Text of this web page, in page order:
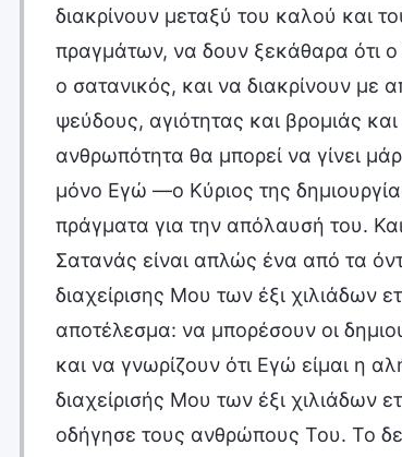
διακρίνουν μεταξύ του καλού και
πραγμάτων, να δουν ξεκάθαρα ότι
ο σατανικός, και να διακρίνουν με
ψεύδους, αγιότητας και βρομιάς
ανθρωπότητα θα μπορεί να γίνει
μόνο Εγώ —ο Κύριος της
πράγματα για την απόλαυσή του.
Σατανάς είναι απλώς ένα από τα
διαχείρισης Μου των έξι χιλιάδων
αποτέλεσμα: να μπορέσουν οι
και να γνωρίζουν ότι Εγώ είμαι η
διαχείρισής Μου των έξι χιλιάδων
οδήγησε τους ανθρώπους Του. Το